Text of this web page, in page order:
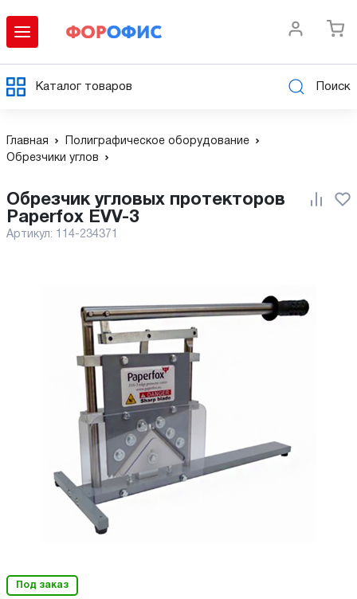
Каталог товаров Поиск
Главная
Полиграфическое оборудование
Обрезчики углов
Обрезчик угловых протекторов
Paperfox EVV-3
Артикул: 114-234371
Под заказ